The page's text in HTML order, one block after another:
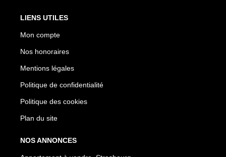
LIENS UTILES
Mon compte
Nos honoraires
Mentions légales
Politique de confidentialité
Politique des cookies
Plan du site
NOS ANNONCES